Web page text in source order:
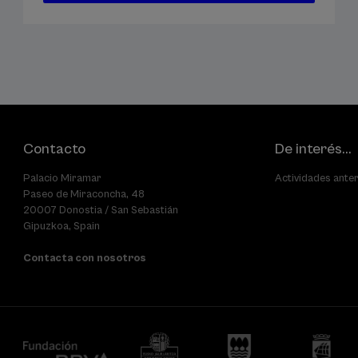
plazas
pasada
de
Contacto
Palacio Miramar
Paseo de Miraconcha, 48
20007 Donostia / San Sebastián
Gipuzkoa, Spain
Contacta con nosotros
De interés...
Actividades